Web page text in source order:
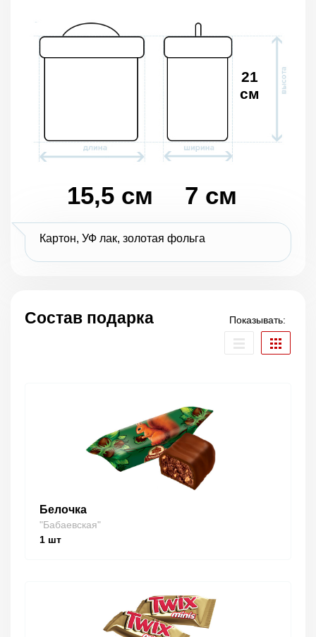
15,5 см 7 см
21
см
Картон, УФ лак, золотая фольга
Состав подарка Показывать:
Белочка
"Бабаевская"
1 шт